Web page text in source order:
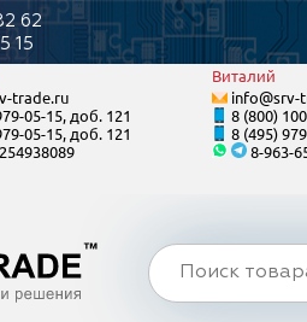
62
15
trade.ru
05-15, доб. 121
05-15, доб. 121
Виталий
info@srv-
8 (800)
8 (495)
8-963-